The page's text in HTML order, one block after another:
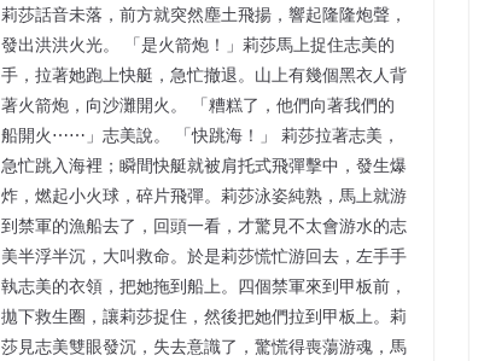
莉莎話音未落，前方就突然塵土飛揚，響起隆隆炮聲，
發出洪洪火光。 「是火箭炮！」莉莎馬上捉住志美的
手，拉著她跑上快艇，急忙撤退。山上有幾個黑衣人背
著火箭炮，向沙灘開火。 「糟糕了，他們向著我們的
船開火⋯⋯」志美說。 「快跳海！」 莉莎拉著志美，
急忙跳入海裡；瞬間快艇就被肩托式飛彈擊中，發生爆
炸，燃起小火球，碎片飛彈。莉莎泳姿純熟，馬上就游
到禁軍的漁船去了，回頭一看，才驚見不太會游水的志
美半浮半沉，大叫救命。於是莉莎慌忙游回去，左手手
執志美的衣領，把她拖到船上。四個禁軍來到甲板前，
拋下救生圈，讓莉莎捉住，然後把她們拉到甲板上。莉
莎見志美雙眼發沉，失去意識了，驚慌得喪蕩游魂，馬